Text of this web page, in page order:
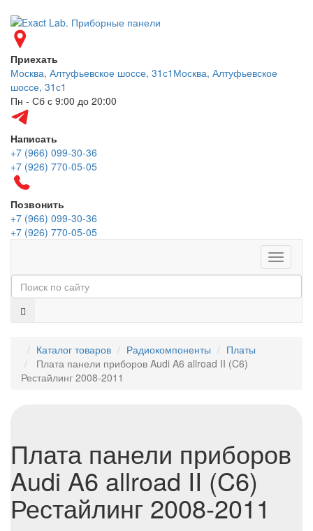
Приехать
Москва, Алтуфьевское шоссе, 31с1 Москва, Алтуфьевское
шоссе, 31с1
Пн - Сб с 9:00 до 20:00
Написать
+7 (966) 099-30-36
+7 (926) 770-05-05
Позвонить
+7 (966) 099-30-36
+7 (926) 770-05-05
Меню
Каталог товаров Радиокомпоненты
Платы
Плата панели приборов Audi A6 allroad II (C6)
Рестайлинг 2008-2011
Плата панели приборов
Audi A6 allroad II (C6)
Рестайлинг 2008-2011